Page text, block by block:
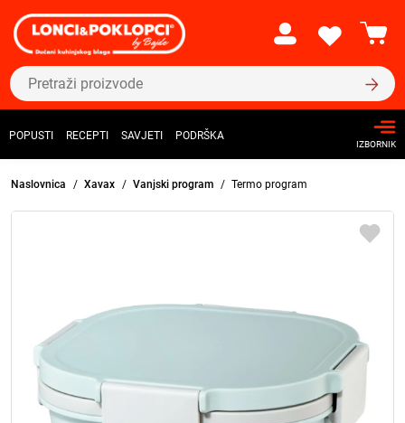
POPUSTI RECEPTI SAVJETI PODRŠKA
IZBORNIK
Naslovnica Xavax Vanjski program Termo program